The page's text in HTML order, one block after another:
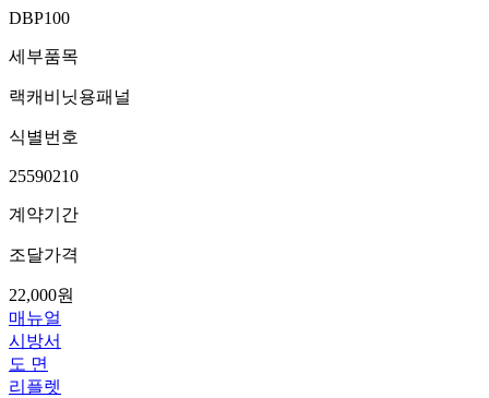
DBP100
세부품목
랙캐비닛용패널
식별번호
25590210
계약기간
조달가격
22,000원
매뉴얼
시방서
도 면
리플렛